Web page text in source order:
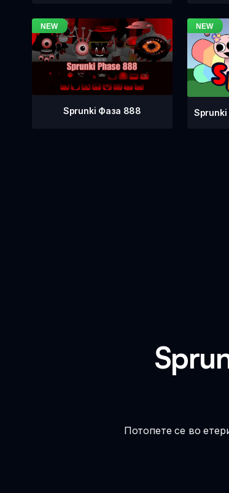
Sprunki Фаза 888 Sprunki
Потопете се во